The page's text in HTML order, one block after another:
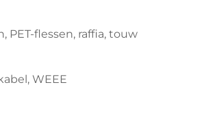
PET-flessen, raffia, touw
WEEE